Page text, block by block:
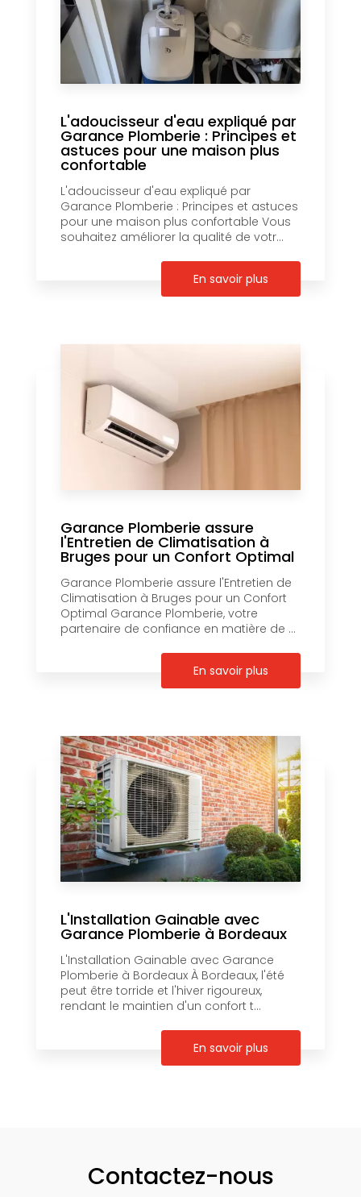
L'adoucisseur d'eau expliqué par
Garance Plomberie : Principes et
astuces pour une maison plus
confortable
L'adoucisseur d'eau expliqué par
Garance Plomberie : Principes et astuces
pour une maison plus confortable Vous
souhaitez améliorer la qualité de votr...
En savoir plus
Garance Plomberie assure
l'Entretien de Climatisation à
Bruges pour un Confort Optimal
Garance Plomberie assure l'Entretien de
Climatisation à Bruges pour un Confort
Optimal Garance Plomberie, votre
partenaire de confiance en matière de ...
En savoir plus
L'Installation Gainable avec
Garance Plomberie à Bordeaux
L'Installation Gainable avec Garance
Plomberie à Bordeaux À Bordeaux, l'été
peut être torride et l'hiver rigoureux,
rendant le maintien d'un confort t...
En savoir plus
Contactez-nous